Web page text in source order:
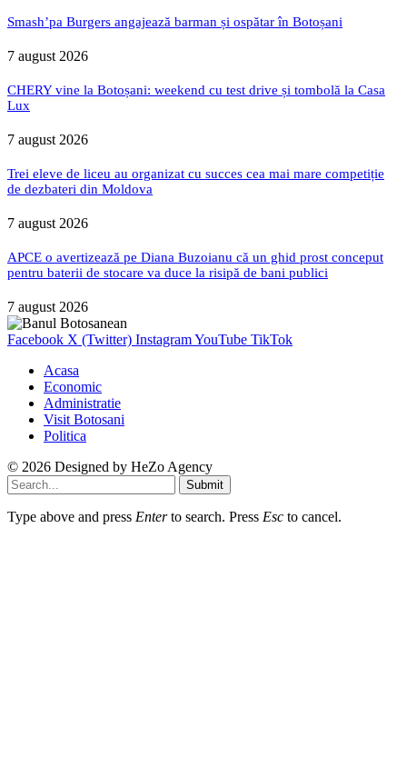
Smash’pa Burgers angajează barman și ospătar în Botoșani
7 august 2026
CHERY vine la Botoșani: weekend cu test drive și tombolă la Casa
Lux
7 august 2026
Trei eleve de liceu au organizat cu succes cea mai mare competiție
de dezbateri din Moldova
7 august 2026
APCE o avertizează pe Diana Buzoianu că un ghid prost conceput
pentru baterii de stocare va duce la risipă de bani publici
7 august 2026
Facebook X (Twitter) InstagramYouTube TikTok
Acasa
Economic
Administratie
Visit Botosani
Politica
© 2026 Designed by HeZo Agency
Submit
Type above and press Enterto search. Press Esc to cancel.